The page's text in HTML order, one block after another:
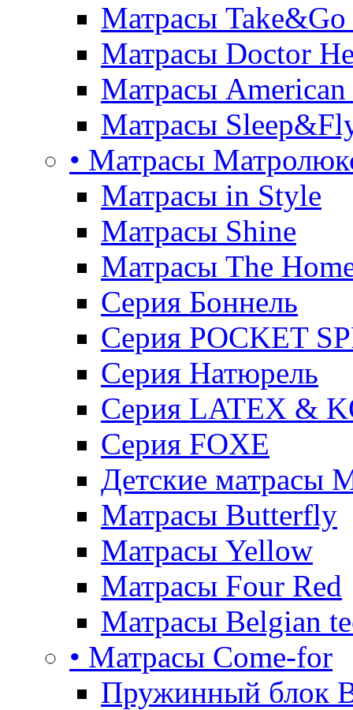
Матрасы Take&Go
Матрасы Doctor
Матрасы American
Матрасы
• Матрасы
Матрасы in Style
Матрасы Shine
Матрасы The
Серия Боннель
Серия POCKET
Серия Натюрель
Серия LATEX &
Серия FOXE
Детские матрасы
Матрасы Butterfly
Матрасы Yellow
Матрасы Four Red
Матрасы Belgian
• Матрасы Come-for
Пружинный блок